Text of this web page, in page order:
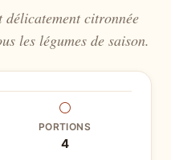
délicatement citronnée
les légumes de saison.
⚪
PORTIONS
4